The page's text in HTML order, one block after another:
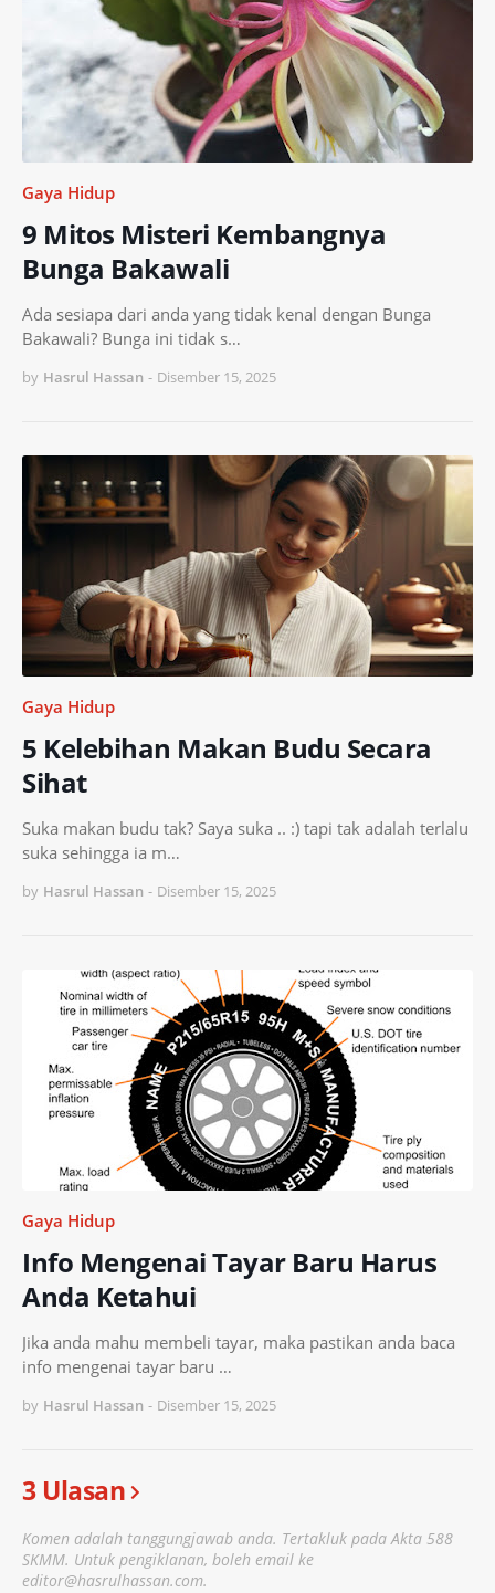
Gaya Hidup
9 Mitos Misteri Kembangnya
Bunga Bakawali
Ada sesiapa dari anda yang tidak kenal dengan Bunga
Bakawali? Bunga ini tidak s…
by Hasrul Hassan - Disember 15, 2025
Gaya Hidup
5 Kelebihan Makan Budu Secara
Sihat
Suka makan budu tak? Saya suka .. :) tapi tak adalah terlalu
suka sehingga ia m…
by Hasrul Hassan - Disember 15, 2025
Gaya Hidup
Info Mengenai Tayar Baru Harus
Anda Ketahui
Jika anda mahu membeli tayar, maka pastikan anda baca
info mengenai tayar baru …
by Hasrul Hassan - Disember 15, 2025
3 Ulasan
Komen adalah tanggungjawab anda. Tertakluk pada Akta 588
SKMM. Untuk pengiklanan, boleh email ke
editor@hasrulhassan.com.